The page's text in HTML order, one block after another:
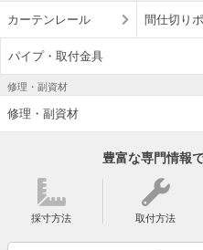
カーテンレール 間仕切り
パイプ・取付金具
修理・副資材
修理・副資材
豊富な専門情報
採寸方法 取付方法